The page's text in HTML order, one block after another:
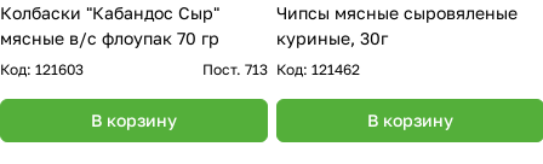
Колбаски "Кабандос Сыр"
мясные в/с флоупак 70 гр
Код: 121603 Пост. 713
В корзину
Чипсы мясные сыровяленые
куриные, 30г
Код: 121462
В корзину